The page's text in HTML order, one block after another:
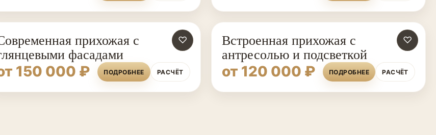
♡
прихожая с
фасадами
150 000 ₽
ПОДРОБНЕЕ РАСЧЁТ
♡
Встроенная прихожая с
антресолью и подсветкой
от 120 000 ₽
ПОДРОБНЕЕ РАСЧЁТ